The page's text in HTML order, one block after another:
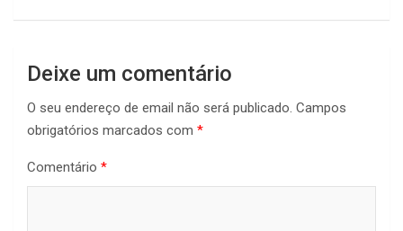
Deixe um comentário
O seu endereço de email não será publicado. Campos
obrigatórios marcados com *
Comentário *